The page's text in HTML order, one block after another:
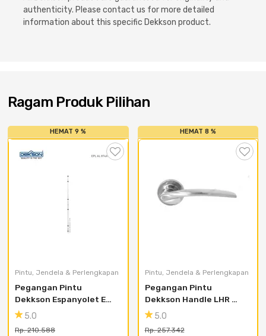
Cat dan Kimia
authenticity. Please contact us for more detailed
information about this specific Dekkson product.
Ragam Produk Pilihan
HEMAT 9 %
Pintu, Jendela & Perlengkapan
Pegangan Pintu
Dekkson Espanyolet EPL
AL 874A 1500MM
5.0
Rp. 210.588
HEMAT 8 %
Pintu, Jendela & Perlengkapan
Pegangan Pintu
Dekkson Handle LHR
2217 SN+CP
5.0
Rp. 257.342